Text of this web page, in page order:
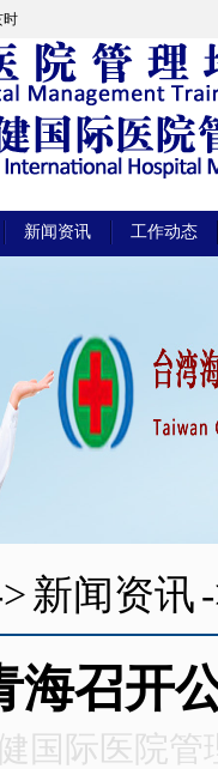
时
新闻资讯 工作动态
新闻资讯
海召开
国际医院管